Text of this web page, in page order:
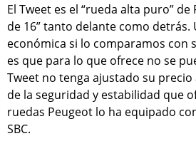
El Tweet es el “rueda alta puro”
de 16” tanto delante como detrás.
económica si lo comparamos con
es que para lo que ofrece no se
Tweet no tenga ajustado su precio
de la seguridad y estabilidad que
ruedas Peugeot lo ha equipado
SBC.